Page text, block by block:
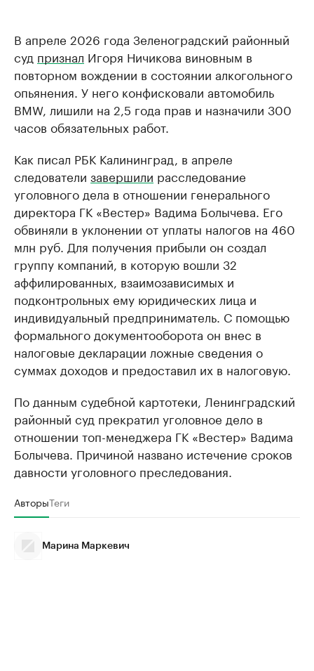
В апреле 2026 года Зеленоградский районный
суд признал Игоря Ничикова виновным в
повторном вождении в состоянии алкогольного
опьянения. У него конфисковали автомобиль
BMW, лишили на 2,5 года прав и назначили 300
часов обязательных работ.
Как писал РБК Калининград, в апреле
следователи завершили расследование
уголовного дела в отношении генерального
директора ГК «Вестер» Вадима Болычева. Его
обвиняли в уклонении от уплаты налогов на 460
млн руб. Для получения прибыли он создал
группу компаний, в которую вошли 32
аффилированных, взаимозависимых и
подконтрольных ему юридических лица и
индивидуальный предприниматель. С помощью
формального документооборота он внес в
налоговые декларации ложные сведения о
суммах доходов и предоставил их в налоговую.
По данным судебной картотеки, Ленинградский
районный суд прекратил уголовное дело в
отношении топ-менеджера ГК «Вестер» Вадима
Болычева. Причиной названо истечение сроков
давности уголовного преследования.
АвторыТеги
Марина Маркевич